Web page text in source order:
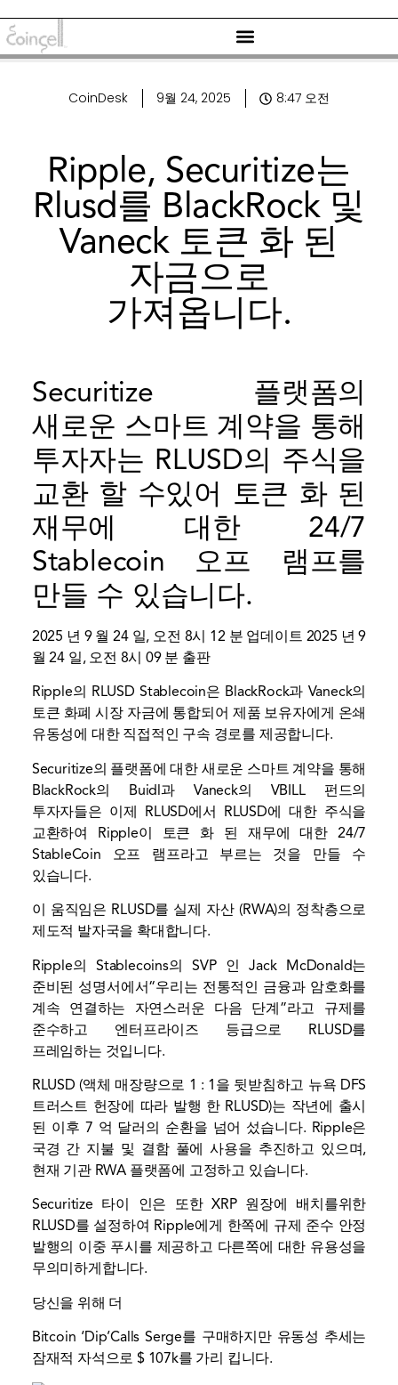
CoinDesk 9월 24, 2025 8:47 오전
Ripple, Securitize는
Rlusd를 BlackRock 및
Vaneck 토큰 화 된
자금으로
가져옵니다.
Securitize 플랫폼의
새로운 스마트 계약을 통해
투자자는 RLUSD의 주식을
교환 할 수있어 토큰 화 된
재무에 대한 24/7
Stablecoin 오프 램프를
만들 수 있습니다.
2025 년 9 월 24 일, 오전 8시 12 분 업데이트 2025 년 9
월 24 일, 오전 8시 09 분 출판
Ripple의 RLUSD Stablecoin은 BlackRock과 Vaneck의
토큰 화폐 시장 자금에 통합되어 제품 보유자에게 온쇄
유동성에 대한 직접적인 구속 경로를 제공합니다.
Securitize의 플랫폼에 대한 새로운 스마트 계약을 통해
BlackRock의 Buidl과 Vaneck의 VBILL 펀드의
투자자들은 이제 RLUSD에서 RLUSD에 대한 주식을
교환하여 Ripple이 토큰 화 된 재무에 대한 24/7
StableCoin 오프 램프라고 부르는 것을 만들 수
있습니다.
이 움직임은 RLUSD를 실제 자산 (RWA)의 정착층으로
제도적 발자국을 확대합니다.
Ripple의 Stablecoins의 SVP 인 Jack McDonald는
준비된 성명서에서“우리는 전통적인 금융과 암호화를
계속 연결하는 자연스러운 다음 단계”라고 규제를
준수하고 엔터프라이즈 등급으로 RLUSD를
프레임하는 것입니다.
RLUSD (액체 매장량으로 1 : 1을 뒷받침하고 뉴욕 DFS
트러스트 헌장에 따라 발행 한 RLUSD)는 작년에 출시
된 이후 7 억 달러의 순환을 넘어 섰습니다. Ripple은
국경 간 지불 및 결함 풀에 사용을 추진하고 있으며,
현재 기관 RWA 플랫폼에 고정하고 있습니다.
Securitize 타이 인은 또한 XRP 원장에 배치를위한
RLUSD를 설정하여 Ripple에게 한쪽에 규제 준수 안정
발행의 이중 푸시를 제공하고 다른쪽에 대한 유용성을
무의미하게합니다.
당신을 위해 더
Bitcoin ‘Dip’Calls Serge를 구매하지만 유동성 추세는
잠재적 자석으로 $ 107k를 가리 킵니다.